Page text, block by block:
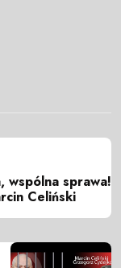
wspólna sprawa!
Celiński